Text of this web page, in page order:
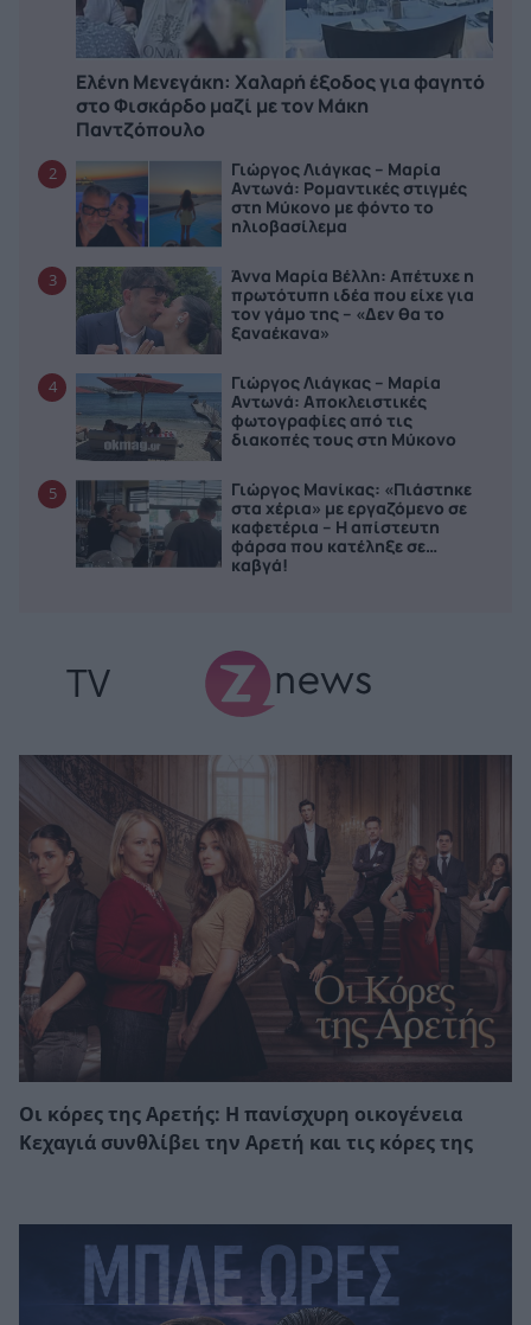
Ελένη Μενεγάκη: Χαλαρή έξοδος για φαγητό
στο Φισκάρδο μαζί με τον Μάκη
Παντζόπουλο
2
Γιώργος Λιάγκας – Μαρία
Αντωνά: Ρομαντικές στιγμές
στη Μύκονο με φόντο το
ηλιοβασίλεμα
3
Άννα Μαρία Βέλλη: Απέτυχε η
πρωτότυπη ιδέα που είχε για
τον γάμο της – «Δεν θα το
ξαναέκανα»
4
Γιώργος Λιάγκας – Μαρία
Αντωνά: Αποκλειστικές
φωτογραφίες από τις
διακοπές τους στη Μύκονο
5
Γιώργος Μανίκας: «Πιάστηκε
στα χέρια» με εργαζόμενο σε
καφετέρια – Η απίστευτη
φάρσα που κατέληξε σε…
καβγά!
TV
Οι κόρες της Αρετής: Η πανίσχυρη οικογένεια
Κεχαγιά συνθλίβει την Αρετή και τις κόρες της